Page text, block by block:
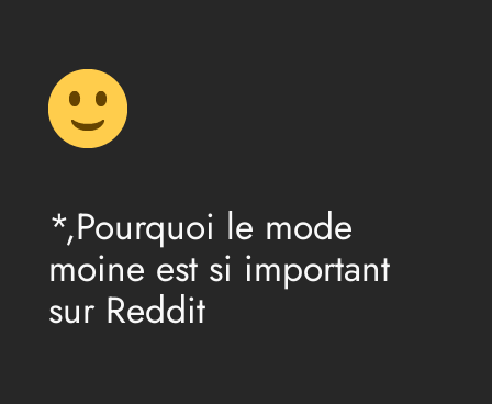
contenu
*,Pourquoi le mode
moine est si important
sur Reddit